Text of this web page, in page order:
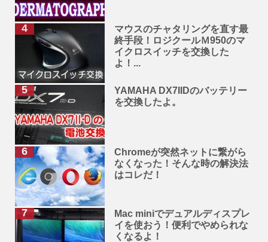
マウスのチャタリングを直す最
終手段！ロジクールＭ950のマ
イクロスイッチを交換した
よ！...
YAMAHA DX7IIDのバッテリー
を交換したよ。
Chromeが突然ネットに繋がら
なくなった！そんな時の解決法
はコレだ！
Mac miniでデュアルディスプレ
イを使おう！便利でやめられな
くなるよ！